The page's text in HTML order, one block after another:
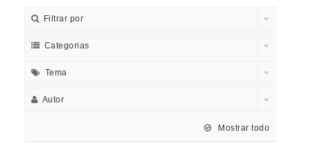
Filtrar por
Categorias
Tema
Autor
Mostrar todo